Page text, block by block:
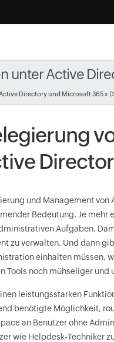
unter Active
Directory und Microsoft 365 »
und Management
Bedeutung. Je mehr
Aufgaben.
zu verwalten. Und dann
einhalten müssen,
Tools noch mühseliger und
leistungsstarken
benötigte Möglichkeit,
an Benutzer ohne
wie Helpdesk-Techniker